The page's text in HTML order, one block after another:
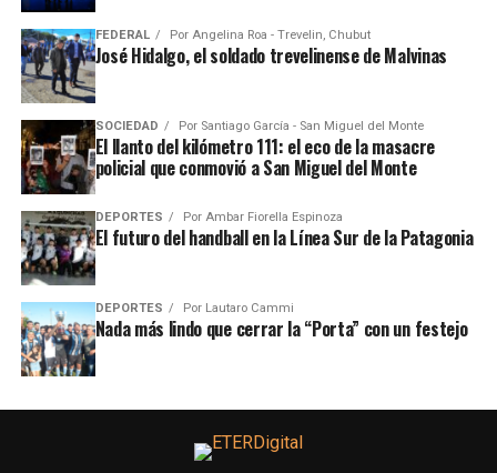
FEDERAL Por Angelina Roa - Trevelin, Chubut
José Hidalgo, el soldado trevelinense de Malvinas
SOCIEDAD Por Santiago García - San Miguel del Monte
El llanto del kilómetro 111: el eco de la masacre
policial que conmovió a San Miguel del Monte
DEPORTES Por Ambar Fiorella Espinoza
El futuro del handball en la Línea Sur de la Patagonia
DEPORTES Por Lautaro Cammi
Nada más lindo que cerrar la “Porta” con un festejo